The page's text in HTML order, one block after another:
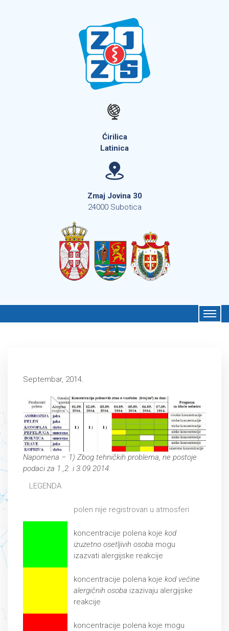
Ćirilica
Latinica
Zmaj Jovina 30
24000 Subotica
Septembar, 2014.
Napomena – 1) Zbog tehničkih problema, ne postoje
podaci za 1.,2. i 3.09.2014.
LEGENDA
polen nije registrovan u atmosferi
koncentracije polena koje kod
izuzetno osetljivih osoba mogu
izazvati alergijske reakcije
koncentracije polena koje kod većine
alergičnih osoba izazivaju alergijske
reakcije
koncentracije polena koje mogu